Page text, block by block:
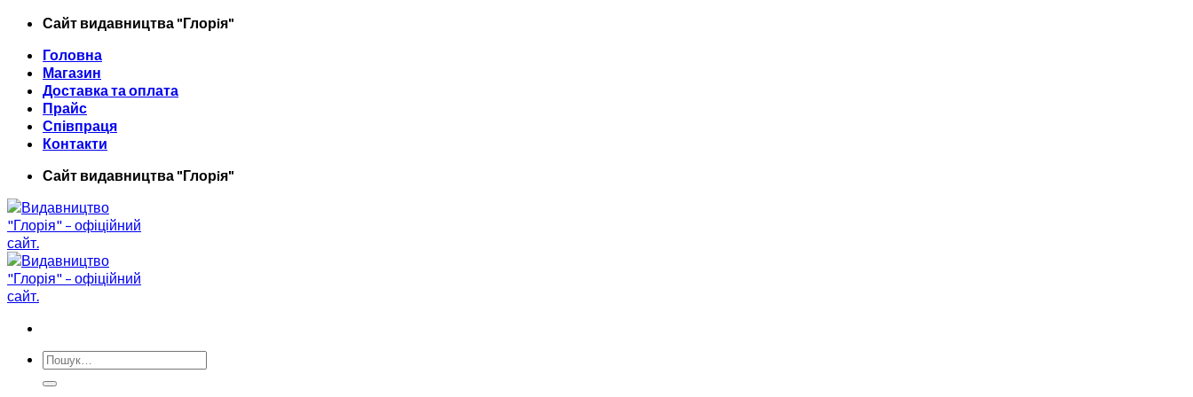
Skip
content
Сайт видавництва "Глорiя"
Головна
Магазин
Доставка та оплата
Прайс
Співпраця
Контакти
Сайт видавництва "Глорiя"
Шукати: